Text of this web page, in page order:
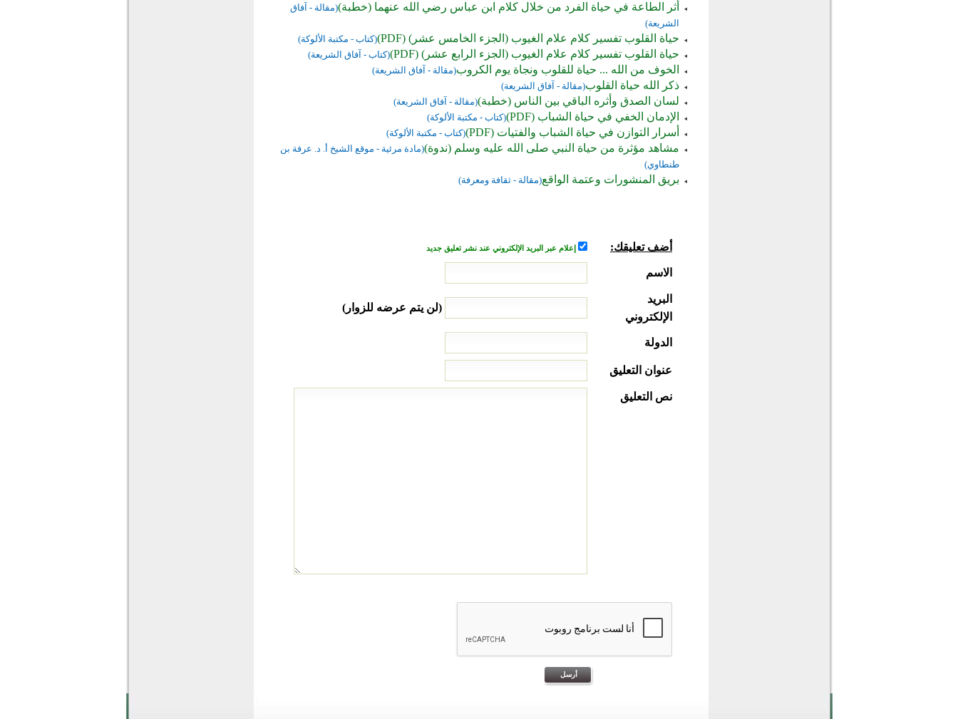
أثر الطاعة في حياة الفرد من خلال كلام ابن عباس رضي الله عنهما (خطبة)(مقالة - آفاق
الشريعة)
حياة القلوب تفسير كلام علام الغيوب (الجزء الخامس عشر) (PDF) (كتاب - مكتبة الألوكة)
حياة القلوب تفسير كلام علام الغيوب (الجزء الرابع عشر) (PDF) (كتاب - آفاق الشريعة)
الخوف من الله ... حياة للقلوب ونجاة يوم الكروب(مقالة - آفاق الشريعة)
ذكر الله حياة القلوب(مقالة - آفاق الشريعة)
لسان الصدق وأثره الباقي بين الناس (خطبة)(مقالة - آفاق الشريعة)
الإدمان الخفي في حياة الشباب (PDF) (كتاب - مكتبة الألوكة)
أسرار التوازن في حياة الشباب والفتيات (PDF) (كتاب - مكتبة الألوكة)
مشاهد مؤثرة من حياة النبي صلى الله عليه وسلم (ندوة)(مادة مرئية - موقع الشيخ أ. د. عرفة بن
طنطاوي)
بريق المنشورات وعتمة الواقع(مقالة - ثقافة ومعرفة)
أضف تعليقك: إعلام عبر البريد الإلكتروني عند نشر تعليق جديد
الاسم
البريد
الإلكتروني
(لن يتم عرضه للزوار)
الدولة
عنوان التعليق
نص التعليق